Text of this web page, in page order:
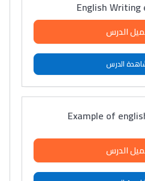
English Writing
الدرس
الدرس
Example of
الدرس